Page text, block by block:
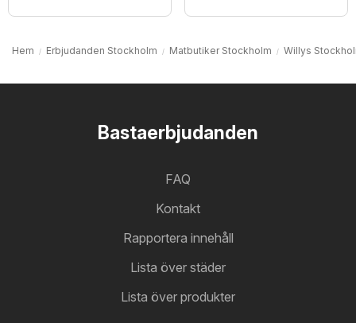
Hem Erbjudanden Stockholm Matbutiker Stockholm Willys
Bastaerbjudanden
FAQ
Kontakt
Rapportera innehåll
Lista över städer
Lista över produkter